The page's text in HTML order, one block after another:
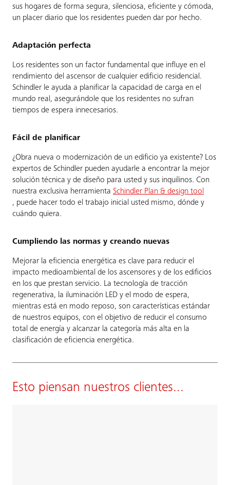
sus hogares de forma segura, silenciosa, eficiente y cómoda,
un placer diario que los residentes pueden dar por hecho.
Adaptación perfecta
Los residentes son un factor fundamental que influye en el
rendimiento del ascensor de cualquier edificio residencial.
Schindler le ayuda a planificar la capacidad de carga en el
mundo real, asegurándole que los residentes no sufran
tiempos de espera innecesarios.
Fácil de planificar
¿Obra nueva o modernización de un edificio ya existente? Los
expertos de Schindler pueden ayudarle a encontrar la mejor
solución técnica y de diseño para usted y sus inquilinos. Con
nuestra exclusiva herramienta Schindler Plan & design tool
, puede hacer todo el trabajo inicial usted mismo, dónde y
cuándo quiera.
Cumpliendo las normas y creando nuevas
Mejorar la eficiencia energética es clave para reducir el
impacto medioambiental de los ascensores y de los edificios
en los que prestan servicio. La tecnología de tracción
regenerativa, la iluminación LED y el modo de espera,
mientras está en modo reposo, son características estándar
de nuestros equipos, con el objetivo de reducir el consumo
total de energía y alcanzar la categoría más alta en la
clasificación de eficiencia energética.
Esto piensan nuestros clientes...